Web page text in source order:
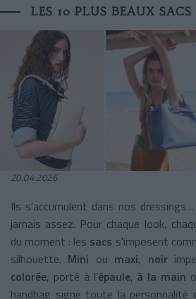
LES 10 PLUS BEAUX
20.04.2026
Ils s’accumulent dans nos
jamais assez. Pour chaque look,
du moment : les sacs s'imposent
silhouette. Mini ou maxi, noir
colorée, porté à l’épaule, à la main
handbag signe toute la